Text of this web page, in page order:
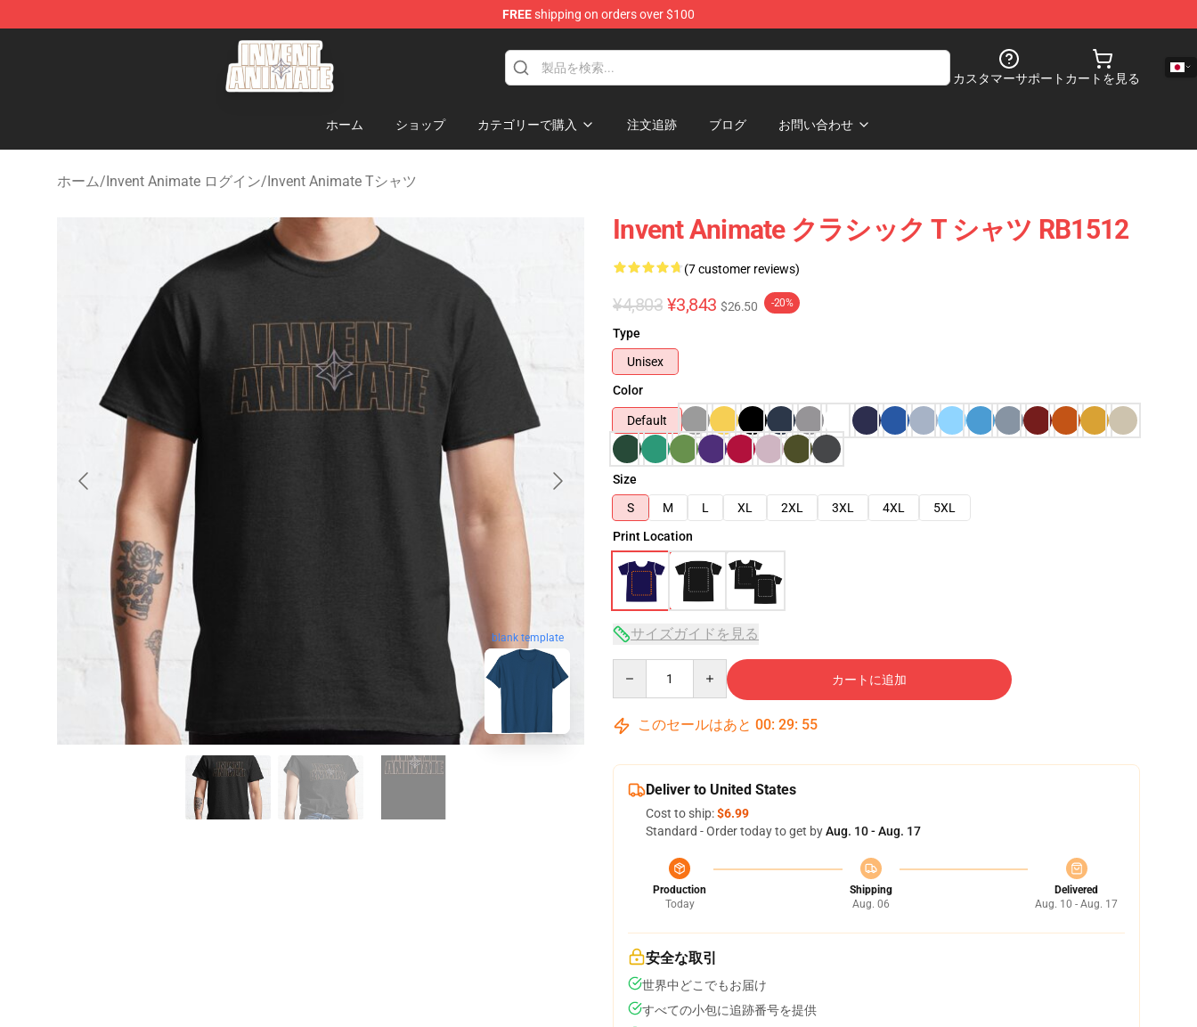
FREEshipping on orders over $100
Invent Animate Shop - Official Invent Animate Merchandise Store
カスタマーサポート カートを見る
ホーム ショップ カテゴリーで購入 注文追跡 ブログ お問い合わせ
ホーム/Invent Animate ログイン/Invent Animate Tシャツ
blank template
Invent Animate クラシック T シャツ RB1512
(7 customer reviews)
¥4,803 ¥3,843 $26.50 -20%
Type
Unisex
Color
Default
Size
S
M L XL 2XL 3XL 4XL
5XL
Print Location
サイズガイドを見る
カートに追加
このセールはあと 00: 29: 54
Deliver to United States
Cost to ship:$6.99
Standard - Order today to get byAug. 10 - Aug. 17
Production
Today
Shipping
Aug. 06
Delivered
Aug. 10 - Aug. 17
安全な取引
世界中どこでもお届け
すべての小包に追跡番号を提供